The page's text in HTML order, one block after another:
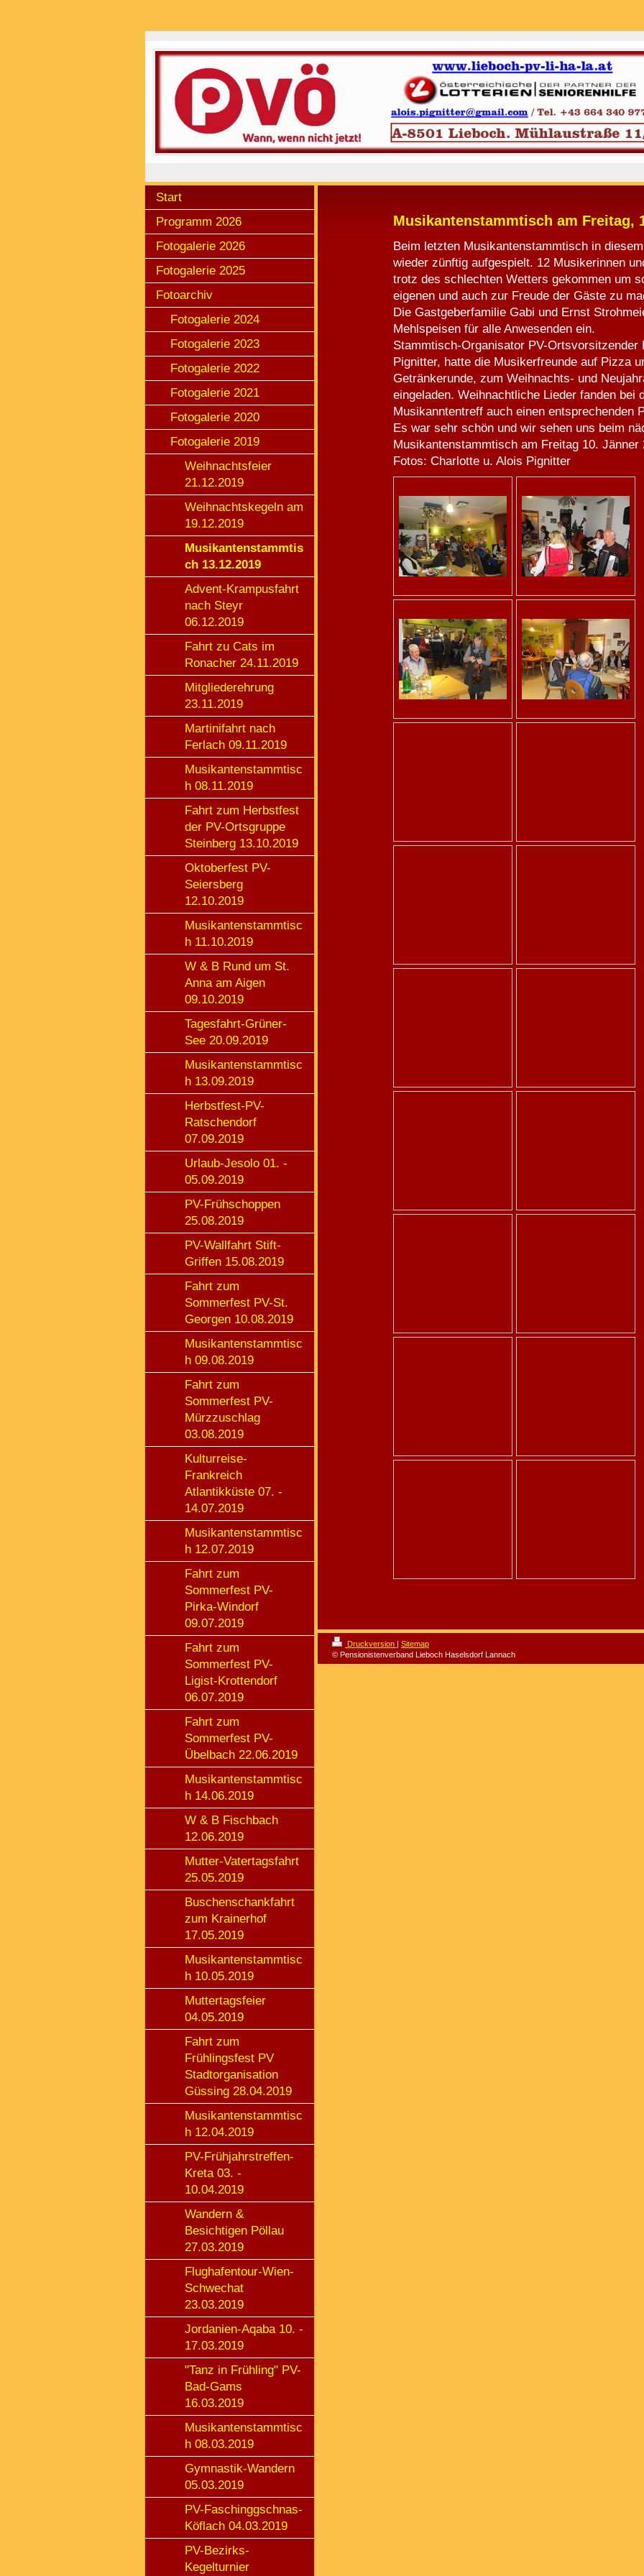
Start
Programm 2026
Fotogalerie 2026
Fotogalerie 2025
Fotoarchiv
Fotogalerie 2024
Fotogalerie 2023
Fotogalerie 2022
Fotogalerie 2021
Fotogalerie 2020
Fotogalerie 2019
Weihnachtsfeier
21.12.2019
Weihnachtskegeln am
19.12.2019
Musikantenstammtis
ch 13.12.2019
Advent-Krampusfahrt
nach Steyr
06.12.2019
Fahrt zu Cats im
Ronacher 24.11.2019
Mitgliederehrung
23.11.2019
Martinifahrt nach
Ferlach 09.11.2019
Musikantenstammtisc
h 08.11.2019
Fahrt zum Herbstfest
der PV-Ortsgruppe
Steinberg 13.10.2019
Oktoberfest PV-
Seiersberg
12.10.2019
Musikantenstammtisc
h 11.10.2019
W & B Rund um St.
Anna am Aigen
09.10.2019
Tagesfahrt-Grüner-
See 20.09.2019
Musikantenstammtisc
h 13.09.2019
Herbstfest-PV-
Ratschendorf
07.09.2019
Urlaub-Jesolo 01. -
05.09.2019
PV-Frühschoppen
25.08.2019
PV-Wallfahrt Stift-
Griffen 15.08.2019
Fahrt zum
Sommerfest PV-St.
Georgen 10.08.2019
Musikantenstammtisc
h 09.08.2019
Fahrt zum
Sommerfest PV-
Mürzzuschlag
03.08.2019
Kulturreise-
Frankreich
Atlantikküste 07. -
14.07.2019
Musikantenstammtisc
h 12.07.2019
Fahrt zum
Sommerfest PV-
Pirka-Windorf
09.07.2019
Fahrt zum
Sommerfest PV-
Ligist-Krottendorf
06.07.2019
Fahrt zum
Sommerfest PV-
Übelbach 22.06.2019
Musikantenstammtisc
h 14.06.2019
W & B Fischbach
12.06.2019
Mutter-Vatertagsfahrt
25.05.2019
Buschenschankfahrt
zum Krainerhof
17.05.2019
Musikantenstammtisc
h 10.05.2019
Muttertagsfeier
04.05.2019
Fahrt zum
Frühlingsfest PV
Stadtorganisation
Güssing 28.04.2019
Musikantenstammtisc
h 12.04.2019
PV-Frühjahrstreffen-
Kreta 03. -
10.04.2019
Wandern &
Besichtigen Pöllau
27.03.2019
Flughafentour-Wien-
Schwechat
23.03.2019
Jordanien-Aqaba 10. -
17.03.2019
"Tanz in Frühling" PV-
Bad-Gams
16.03.2019
Musikantenstammtisc
h 08.03.2019
Gymnastik-Wandern
05.03.2019
PV-Faschinggschnas-
Köflach 04.03.2019
PV-Bezirks-
Kegelturnier
Musikantenstammtisch am Freitag,
Beim letzten Musikantenstammtisch in
wieder zünftig aufgespielt. 12 Musikerinnen
trotz des schlechten Wetters gekommen um
eigenen und auch zur Freude der Gäste zu
Die Gastgeberfamilie Gabi und Ernst
Mehlspeisen für alle Anwesenden ein.
Stammtisch-Organisator PV-Ortsvorsitzender
Pignitter, hatte die Musikerfreunde auf Pizza
Getränkerunde, zum Weihnachts- und
eingeladen. Weihnachtliche Lieder fanden bei
Musikanntentreff auch einen entsprechenden
Es war sehr schön und wir sehen uns beim
Musikantenstammtisch am Freitag 10. Jänner
Fotos: Charlotte u. Alois Pignitter
Druckversion | Sitemap
© Pensionistenverband Lieboch Haselsdorf Lannach